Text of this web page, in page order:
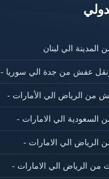
الي لبنان
عفش من جدة الي سوريا -
من الرياض الي الأمارات -
الي الامارات -
الي الامارات -
من الرياض الي الامارات -